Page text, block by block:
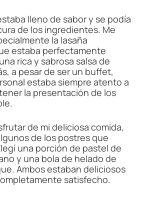
lleno de sabor y se podía
de los ingredientes. Me
la lasaña
estaba perfectamente
rica y sabrosa salsa de
a pesar de ser un buffet,
estaba siempre atento a
la presentación de los
de mi deliciosa comida,
de los postres que
una porción de pastel de
y una bola de helado de
Ambos estaban deliciosos
satisfecho.